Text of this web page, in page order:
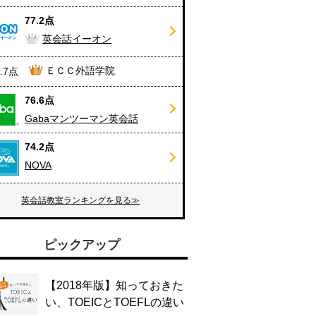
77.2点
英会話イーオン
点 ＥＣＣ外語学院
76.6点
Gabaマンツーマン英会話
74.2点
NOVA
英会話教室ランキングを見る≫
ピックアップ
【2018年版】知っておきた
い、TOEICとTOEFLの違い